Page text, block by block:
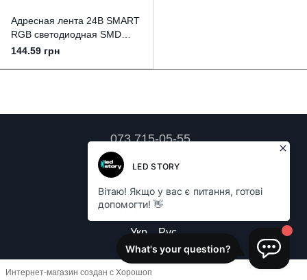
Адресная лента 24В SMART
RGB светодиодная SMD
5050 60 д.м. IP20 WS2818b
144.59 грн
073 715-05-55
Контактная информация
Полная версия сайта
LED LAMPA © 2026
Укр Рус
Интернет-магазин создан с Хорошоп